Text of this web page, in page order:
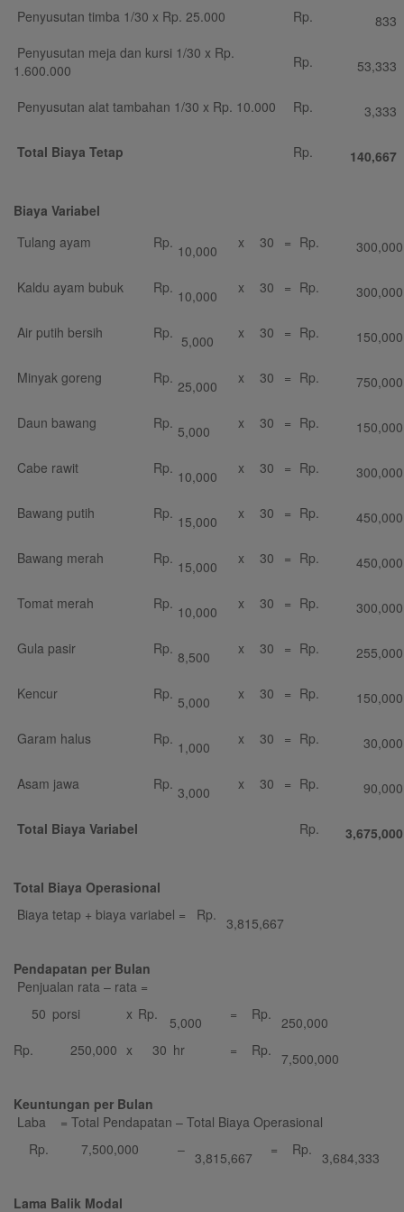
Penyusutan timba 1/30 x Rp. 25.000 Rp.
833
Penyusutan meja dan kursi 1/30 x Rp.
1.600.000
Rp. 53,333
Penyusutan alat tambahan 1/30 x Rp. 10.000 Rp. 3,333
Total Biaya Tetap Rp. 140,667
Biaya Variabel
Tulang ayam
Rp. 10,000 x 30 = Rp. 300,000
Kaldu ayam bubuk Rp. 10,000 x 30 = Rp. 300,000
Air putih bersih Rp. 5,000 x 30 = Rp. 150,000
Minyak goreng Rp. 25,000 x 30 = Rp. 750,000
Daun bawang Rp. 5,000 x 30 = Rp. 150,000
Cabe rawit Rp. 10,000 x 30 = Rp. 300,000
Bawang putih Rp. 15,000 x 30 = Rp. 450,000
Bawang merah Rp. 15,000 x 30 = Rp. 450,000
Tomat merah Rp. 10,000 x 30 = Rp. 300,000
Gula pasir Rp. 8,500 x 30 = Rp. 255,000
Kencur Rp. 5,000 x 30 = Rp. 150,000
Garam halus Rp. 1,000 x 30 = Rp. 30,000
Asam jawa Rp. 3,000 x 30 = Rp. 90,000
Total Biaya Variabel Rp. 3,675,000
Total Biaya Operasional
Biaya tetap + biaya variabel =
Rp. 3,815,667
Pendapatan per Bulan
Penjualan rata – rata =
50 porsi x Rp. 5,000 = Rp.
250,000
Rp.
250,000 x 30 hr = Rp. 7,500,000
Keuntungan per Bulan
Laba = Total Pendapatan – Total Biaya Operasional
Rp.
7,500,000 – 3,815,667 = Rp. 3,684,333
Lama Balik Modal